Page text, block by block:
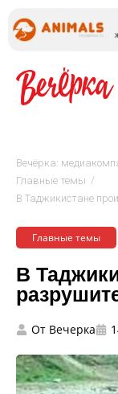
Вечёрка:
Главные темы /
В Таджикистане
Главные темы
В
От Вечерка